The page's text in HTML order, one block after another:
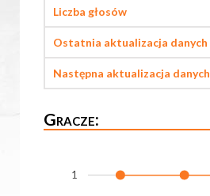
Liczba głosów
Ostatnia aktualizacja danych
Następna aktualizacja danych
Gracze:
1